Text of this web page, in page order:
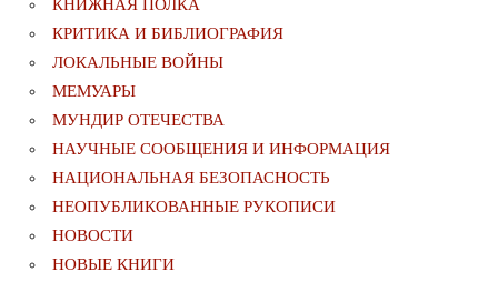
КНИЖНАЯ ПОЛКА
КРИТИКА И БИБЛИОГРАФИЯ
ЛОКАЛЬНЫЕ ВОЙНЫ
МЕМУАРЫ
МУНДИР ОТЕЧЕСТВА
НАУЧНЫЕ СООБЩЕНИЯ И ИНФОРМАЦИЯ
НАЦИОНАЛЬНАЯ БЕЗОПАСНОСТЬ
НЕОПУБЛИКОВАННЫЕ РУКОПИСИ
НОВОСТИ
НОВЫЕ КНИГИ